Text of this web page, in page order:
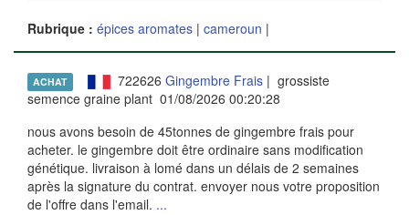
Rubrique : épices aromates | cameroun |
ACHAT 722626 Gingembre Frais| grossiste
semence graine plant 01/08/2026 00:20:28
nous avons besoin de 45tonnes de gingembre frais pour
acheter. le gingembre doit être ordinaire sans modification
génétique. livraison à lomé dans un délais de 2 semaines
après la signature du contrat. envoyer nous votre proposition
de l'offre dans l'email. ...